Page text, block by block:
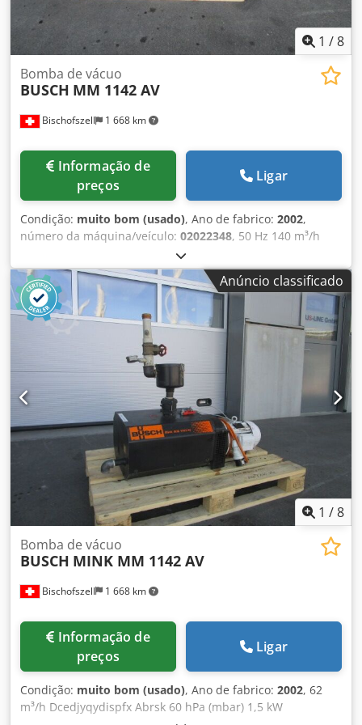
A) 1050 x 515 x 450 / 1065 x 515 x 450 mm (50 / 60 Hz)
Entrada / saída de gás G 2" / R 1"
1 /8
Bischofszell 1 668 km
Bomba de vácuo
BUSCH MM 1142 AV
preços
Ligar
Condição: muito bom (usado), Ano de fabrico: 2002,
número da máquina/veículo: 02022348, 50 Hz 140 m³/h
Dcodpfjy H Iarjx Abrsk 60 hPa
Anúncio classificado
1 /8
Bischofszell 1 668 km
Bomba de vácuo
BUSCH MINK MM 1142 AV
preços
Ligar
Condição: muito bom (usado), Ano de fabrico: 2002, 62
m³/h Dcedjyqydispfx Abrsk 60 hPa (mbar) 1,5 kW